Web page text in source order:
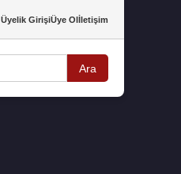
Üyelik GirişiÜye Olİletişim
Ara